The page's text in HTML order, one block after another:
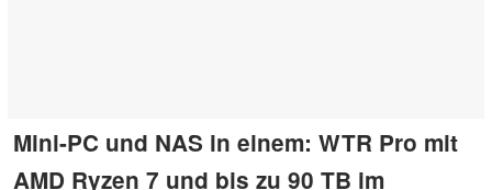
Mini-PC und NAS in einem: WTR Pro mit
AMD Ryzen 7 und bis zu 90 TB im